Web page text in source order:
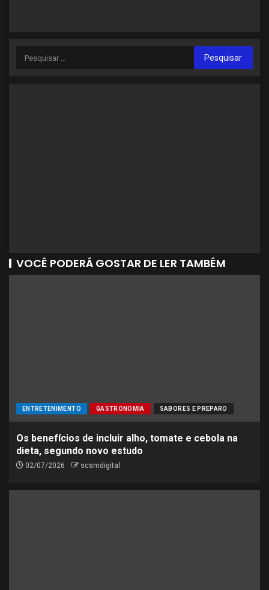
VOCÊ PODERÁ GOSTAR DE LER TAMBÉM
ENTRETENIMENTO GASTRONOMIA SABORES E PREPARO
Os benefícios de incluir alho, tomate e cebola na
dieta, segundo novo estudo
02/07/2026 scsmdigital